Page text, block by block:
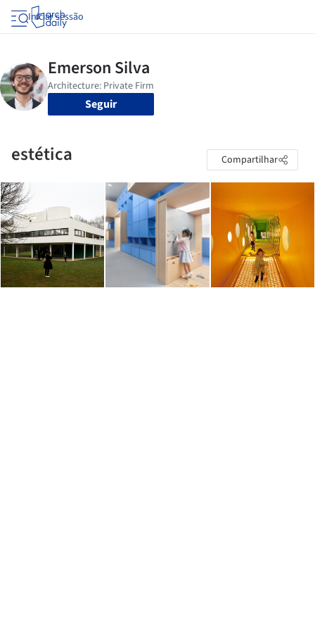
Iniciar sessão
Seguir
estética Compartilhar